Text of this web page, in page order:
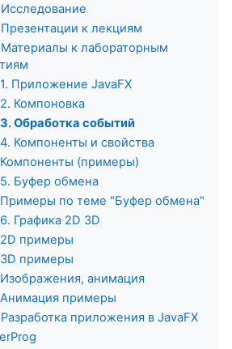
к лекциям
к лабораторным
1. Приложение JavaFX
2. Компоновка
3. Обработка событий
4. Компоненты и свойства
Компоненты (примеры)
5. Буфер обмена
Примеры по теме "Буфер обмена"
6. Графика 2D 3D
2D примеры
3D примеры
Изображения, анимация
Анимация примеры
приложения в JavaFX